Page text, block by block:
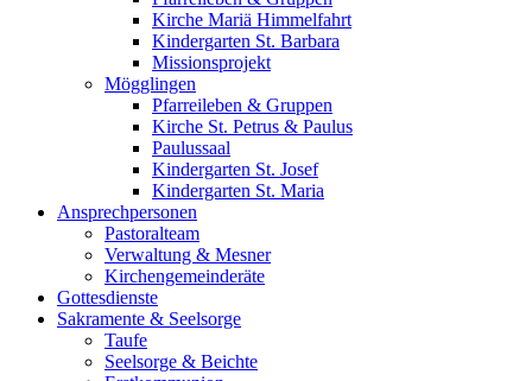
Kirche Mariä Himmelfahrt
Kindergarten St. Barbara
Missionsprojekt
Mögglingen
Pfarreileben & Gruppen
Kirche St. Petrus & Paulus
Paulussaal
Kindergarten St. Josef
Kindergarten St. Maria
Ansprechpersonen
Pastoralteam
Verwaltung & Mesner
Kirchengemeinderäte
Gottesdienste
Sakramente & Seelsorge
Taufe
Seelsorge & Beichte